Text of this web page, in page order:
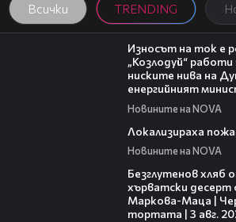
Всички TRENDING
00:59
Износът на ток е
„Козлодуй“
ниските нива на
енергийният
Новините на NOVA
Локализираха
Новините на NOVA
Безглутенов хляб
хърватски десерт
Маркова-Маца |
тортата | 3 авг.